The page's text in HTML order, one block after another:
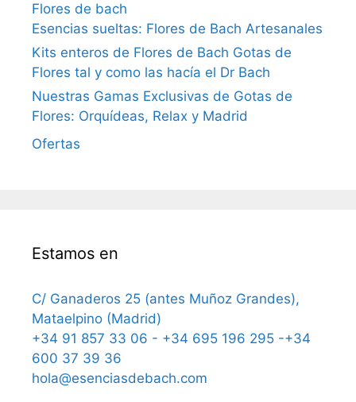
Flores de bach
Esencias sueltas: Flores de Bach Artesanales
Kits enteros de Flores de Bach Gotas de
Flores tal y como las hacía el Dr Bach
Nuestras Gamas Exclusivas de Gotas de
Flores: Orquídeas, Relax y Madrid
Ofertas
Estamos en
C/ Ganaderos 25 (antes Muñoz Grandes),
Mataelpino (Madrid)
+34 91 857 33 06 - +34 695 196 295 -+34
600 37 39 36
hola@esenciasdebach.com